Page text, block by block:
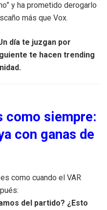
y ha prometido derogarlo
más que Vox.
día te juzgan por
te hacen trending
como siempre:
con ganas de
como cuando el VAR
del partido? ¿Esto